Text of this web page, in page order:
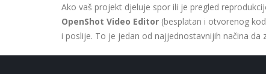
Ako vaš projekt djeluje spor ili je pregled
OpenShot Video Editor (besplatan i otvorenog
i poslije. To je jedan od najjednostavnijih načina